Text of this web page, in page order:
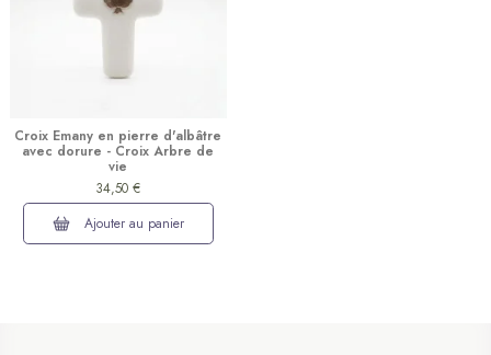
Croix Emany en pierre d'albâtre
avec dorure - Croix Arbre de
vie
34,50 €
Ajouter au panier